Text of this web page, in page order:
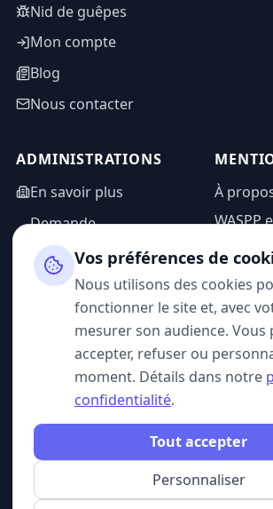
Nid de guêpes
Mon compte
Blog
Nous contacter
ADMINISTRATIONS
En savoir plus
Demande
d'information
Espace admin
À
WASPP
CGU
SUIVEZ-NOUS
© 2026 WASPP. Tous droits
Vos préférences de
Nous utilisons des cookies
fonctionner le site et, avec
mesurer son audience. Vous
accepter, refuser ou
moment. Détails dans notre
confidentialité.
Personnaliser
Tout accepter